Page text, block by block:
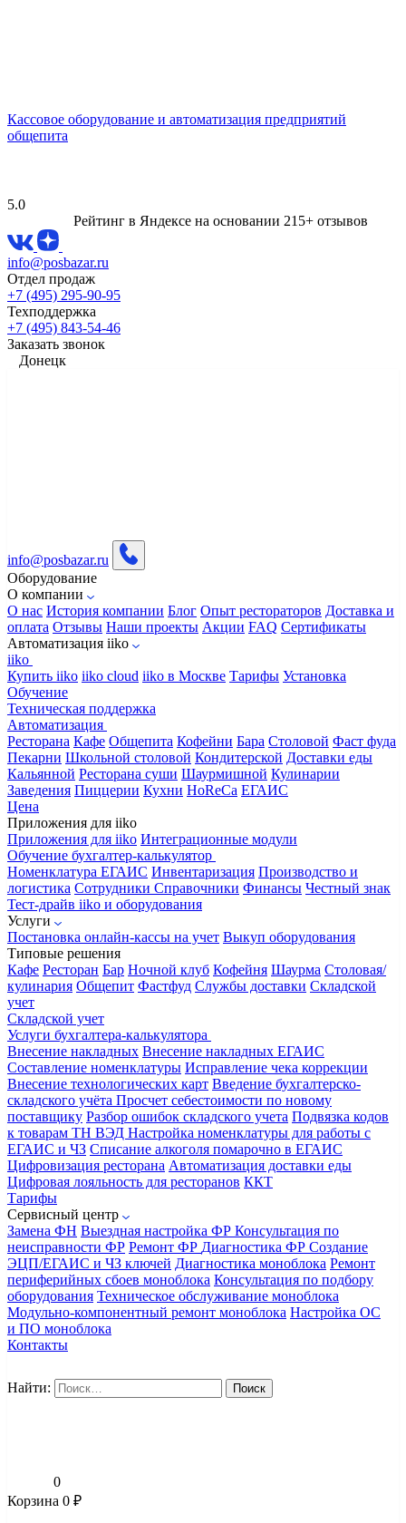
Кассовое оборудование и автоматизация предприятий
общепита
5.0
Рейтинг в Яндексе на основании 215+ отзывов
info@posbazar.ru
Отдел продаж
+7 (495) 295-90-95
Техподдержка
+7 (495) 843-54-46
Заказать звонок
Донецк
info@posbazar.ru
Оборудование
О компании
О нас История компании Блог Опыт рестораторов Доставка и
оплата Отзывы Наши проекты Акции FAQ Сертификаты
Автоматизация iiko
iiko
Купить iiko iiko cloud iiko в Москве Тарифы Установка
Обучение
Техническая поддержка
Автоматизация
Ресторана Кафе Общепита Кофейни Бара Столовой Фаст фуда
Пекарни Школьной столовой Кондитерской Доставки еды
Кальянной Ресторана суши Шаурмишной Кулинарии
Заведения Пиццерии Кухни HoReCa ЕГАИС
Цена
Приложения для iiko
Приложения для iiko Интеграционные модули
Обучение бухгалтер-калькулятор
Номенклатура ЕГАИС Инвентаризация Производство и
логистика Сотрудники Справочники Финансы Честный знак
Тест-драйв iiko и оборудования
Услуги
Постановка онлайн-кассы на учет Выкуп оборудования
Типовые решения
Кафе Ресторан Бар Ночной клуб Кофейня Шаурма Столовая/
кулинария Общепит Фастфуд Службы доставки Складской
учет
Складской учет
Услуги бухгалтера-калькулятора
Внесение накладных Внесение накладных ЕГАИС
Составление номенклатуры Исправление чека коррекции
Внесение технологических карт Введение бухгалтерско-
складского учёта Просчет себестоимости по новому
поставщику Разбор ошибок складского учета Подвязка кодов
к товарам ТН ВЭД Настройка номенклатуры для работы с
ЕГАИС и ЧЗ Списание алкоголя помарочно в ЕГАИС
Цифровизация ресторана Автоматизация доставки еды
Цифровая лояльность для ресторанов ККТ
Тарифы
Сервисный центр
Замена ФН Выездная настройка ФР Консультация по
неисправности ФР Ремонт ФР Диагностика ФР Создание
ЭЦП/ЕГАИС и ЧЗ ключей Диагностика моноблока Ремонт
периферийных сбоев моноблока Консультация по подбору
оборудования Техническое обслуживание моноблока
Модульно-компонентный ремонт моноблока Настройка ОС
и ПО моноблока
Контакты
Найти:
0
Корзина 0 ₽